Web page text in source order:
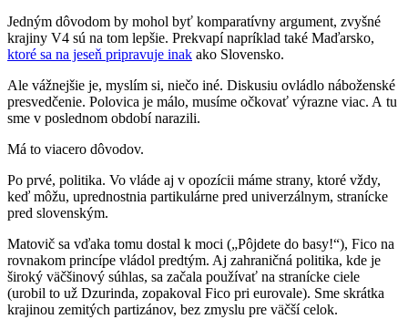
Jedným dôvodom by mohol byť komparatívny argument, zvyšné
krajiny V4 sú na tom lepšie. Prekvapí napríklad také Maďarsko,
ktoré sa na jeseň pripravuje inak ako Slovensko.
Ale vážnejšie je, myslím si, niečo iné. Diskusiu ovládlo náboženské
presvedčenie. Polovica je málo, musíme očkovať výrazne viac. A tu
sme v poslednom období narazili.
Má to viacero dôvodov.
Po prvé, politika. Vo vláde aj v opozícii máme strany, ktoré vždy,
keď môžu, uprednostnia partikulárne pred univerzálnym, stranícke
pred slovenským.
Matovič sa vďaka tomu dostal k moci („Pôjdete do basy!“), Fico na
rovnakom princípe vládol predtým. Aj zahraničná politika, kde je
široký väčšinový súhlas, sa začala používať na stranícke ciele
(urobil to už Dzurinda, zopakoval Fico pri eurovale). Sme skrátka
krajinou zemitých partizánov, bez zmyslu pre väčší celok.